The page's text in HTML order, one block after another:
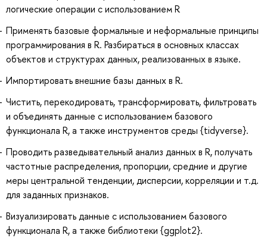
логические операции с использованием R
Применять базовые формальные и неформальные принципы
программирования в R. Разбираться в основных классах
объектов и структурах данных, реализованных в языке.
Импортировать внешние базы данных в R.
Чистить, перекодировать, трансформировать, фильтровать
и объединять данные с использованием базового
функционала R, а также инструментов среды {tidyverse}.
Проводить разведывательный анализ данных в R, получать
частотные распределения, пропорции, средние и другие
меры центральной тенденции, дисперсии, корреляции и т.д.
для заданных признаков.
Визуализировать данные с использованием базового
функционала R, а также библиотеки {ggplot2}.